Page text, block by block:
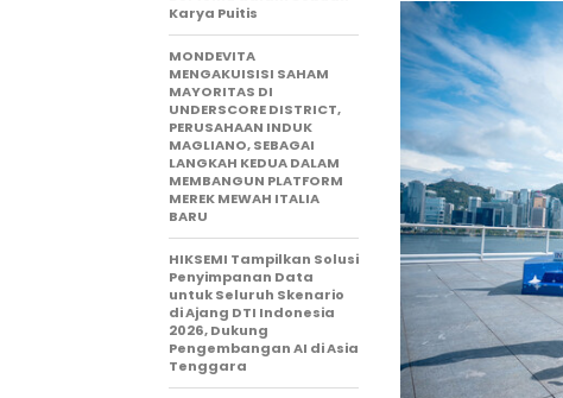
Karya Puitis
MONDEVITA
MENGAKUISISI SAHAM
MAYORITAS DI
UNDERSCORE DISTRICT,
PERUSAHAAN INDUK
MAGLIANO, SEBAGAI
LANGKAH KEDUA DALAM
MEMBANGUN PLATFORM
MEREK MEWAH ITALIA
BARU
HIKSEMI Tampilkan Solusi
Penyimpanan Data
untuk Seluruh Skenario
di Ajang DTI Indonesia
2026, Dukung
Pengembangan AI di Asia
Tenggara